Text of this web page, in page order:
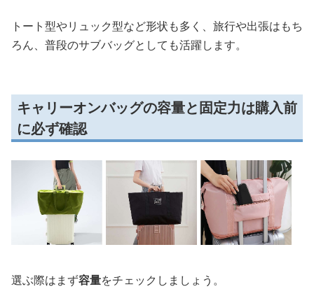
トート型やリュック型など形状も多く、旅行や出張はもち
ろん、普段のサブバッグとしても活躍します。
キャリーオンバッグの容量と固定力は購入前
に必ず確認
選ぶ際はまず容量をチェックしましょう。